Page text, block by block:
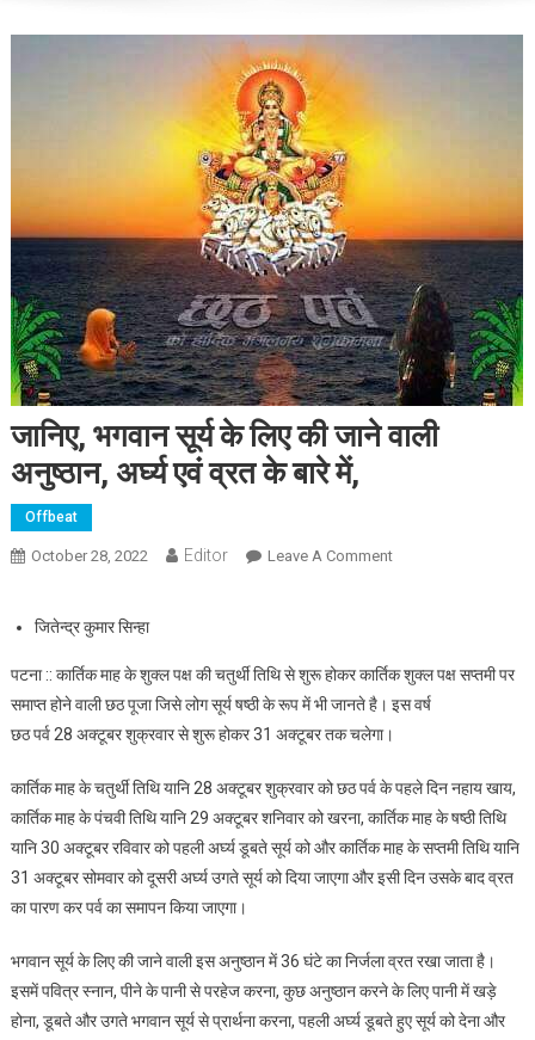
जानिए, भगवान सूर्य के लिए की जाने वाली
अनुष्ठान, अर्घ्य एवं व्रत के बारे में,
Offbeat
October 28, 2022 Editor Leave A CommentOn जानिए, भगवान सूर्य के
जितेन्द्र कुमार सिन्हा
पटना :: कार्तिक माह के शुक्ल पक्ष की चतुर्थी तिथि से शुरू होकर कार्तिक शुक्ल पक्ष सप्तमी पर
समाप्त होने वाली छठ पूजा जिसे लोग सूर्य षष्ठी के रूप में भी जानते है। इस वर्ष
छठ पर्व 28 अक्टूबर शुक्रवार से शुरू होकर 31 अक्टूबर तक चलेगा।
कार्तिक माह के चतुर्थी तिथि यानि 28 अक्टूबर शुक्रवार को छठ पर्व के पहले दिन नहाय खाय,
कार्तिक माह के पंचवी तिथि यानि 29 अक्टूबर शनिवार को खरना, कार्तिक माह के षष्ठी तिथि
यानि 30 अक्टूबर रविवार को पहली अर्घ्य डूबते सूर्य को और कार्तिक माह के सप्तमी तिथि यानि
31 अक्टूबर सोमवार को दूसरी अर्घ्य उगते सूर्य को दिया जाएगा और इसी दिन उसके बाद व्रत
का पारण कर पर्व का समापन किया जाएगा।
भगवान सूर्य के लिए की जाने वाली इस अनुष्ठान में 36 घंटे का निर्जला व्रत रखा जाता है।
इसमें पवित्र स्नान, पीने के पानी से परहेज करना, कुछ अनुष्ठान करने के लिए पानी में खड़े
होना, डूबते और उगते भगवान सूर्य से प्रार्थना करना, पहली अर्घ्य डूबते हुए सूर्य को देना और